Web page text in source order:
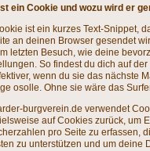
ein Cookie und wozu wird er
ist ein kurzes Text-Snippet,
an deinen Browser gesendet
letzten Besuch, wie deine
So findest du dich auf
wenn du sie das nächste
osolle. Ohne sie wäre das
burgverein.de verwendet
auf Cookies zurück, um
pro Seite zu erfassen,
zu unterstützen und um deine